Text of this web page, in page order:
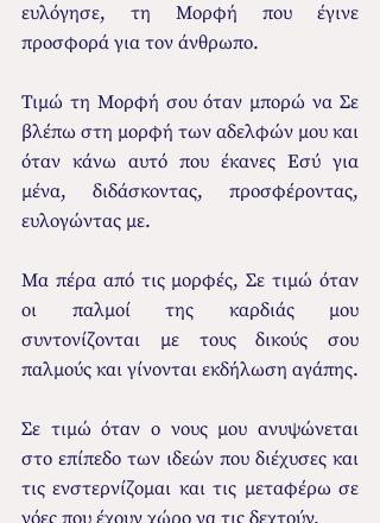
ευλόγησε, τη Μορφή που έγινε
προσφορά για τον άνθρωπο.
Τιμώ τη Μορφή σου όταν μπορώ να Σε
βλέπω στη μορφή των αδελφών μου και
όταν κάνω αυτό που έκανες Εσύ για
μένα, διδάσκοντας, προσφέροντας,
ευλογώντας με.
Μα πέρα από τις μορφές, Σε τιμώ όταν
οι παλμοί της καρδιάς μου
συντονίζονται με τους δικούς σου
Σε τιμώ όταν ο νους μου ανυψώνεται
στο επίπεδο των ιδεών που διέχυσες και
τις ενστερνίζομαι και τις μεταφέρω σε
νόες που έχουν χώρο να τις δεχτούν.